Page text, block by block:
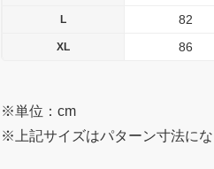
L 82
XL 86
※単位：cm
※上記サイズはパターン寸法に